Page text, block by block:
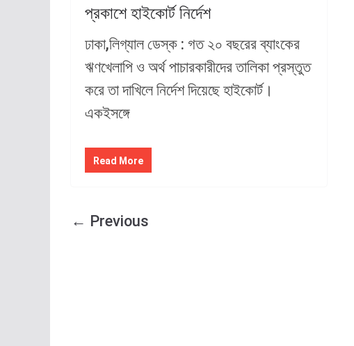
প্রকাশে হাইকোর্ট নির্দেশ
ঢাকা,লিগ্যাল ডেস্ক : গত ২০ বছরের ব্যাংকের
ঋণখেলাপি ও অর্থ পাচারকারীদের তালিকা প্রস্তুত
করে তা দাখিলে নির্দেশ দিয়েছে হাইকোর্ট।
একইসঙ্গে
Read More
← Previous